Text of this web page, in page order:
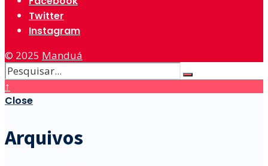
Twitter
Instagram
© 2025 Manduá
↑
Close
Arquivos